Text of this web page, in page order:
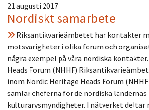
21 augusti 2017
Nordiskt samarbete
Riksantikvarieämbetet har kontakter
motsvarigheter i olika forum och
några exempel på våra nordiska
Heads Forum (NHHF)
inom Nordic Heritage Heads Forum
samlar cheferna för de nordiska ländernas
kulturarvsmyndigheter. I nätverket deltar